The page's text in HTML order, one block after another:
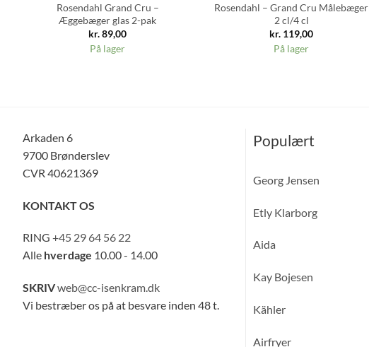
Rosendahl Grand Cru –
Æggebæger glas 2-pak
kr.89,00
På lager
Rosendahl – Grand Cru Målebæger
2 cl/4 cl
kr. 119,00
På lager
Arkaden 6
9700 Brønderslev
CVR 40621369
KONTAKT OS
RING +45 29 64 56 22
Alle hverdage 10.00 - 14.00
SKRIVweb@cc-isenkram.dk
Vi bestræber os på at besvare inden 48 t.
Populært
Georg Jensen
Etly Klarborg
Aida
Kay Bojesen
Kähler
Airfryer